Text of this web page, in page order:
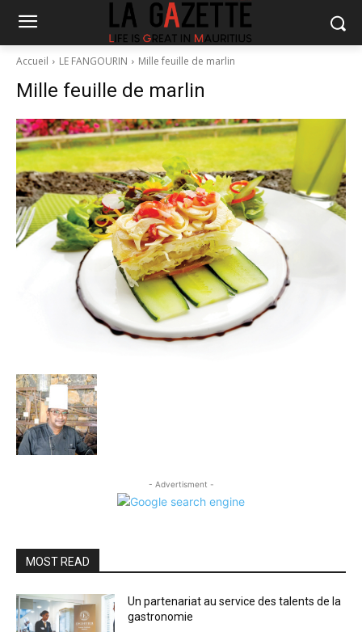
Accueil LE FANGOURIN Mille feuille de marlin
Mille feuille de marlin
- Advertisment -
MOST READ
Un partenariat au service des talents de la
gastronomie